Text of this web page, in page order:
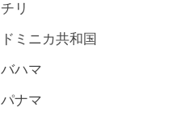
チリ
ドミニカ共和国
バハマ
パナマ